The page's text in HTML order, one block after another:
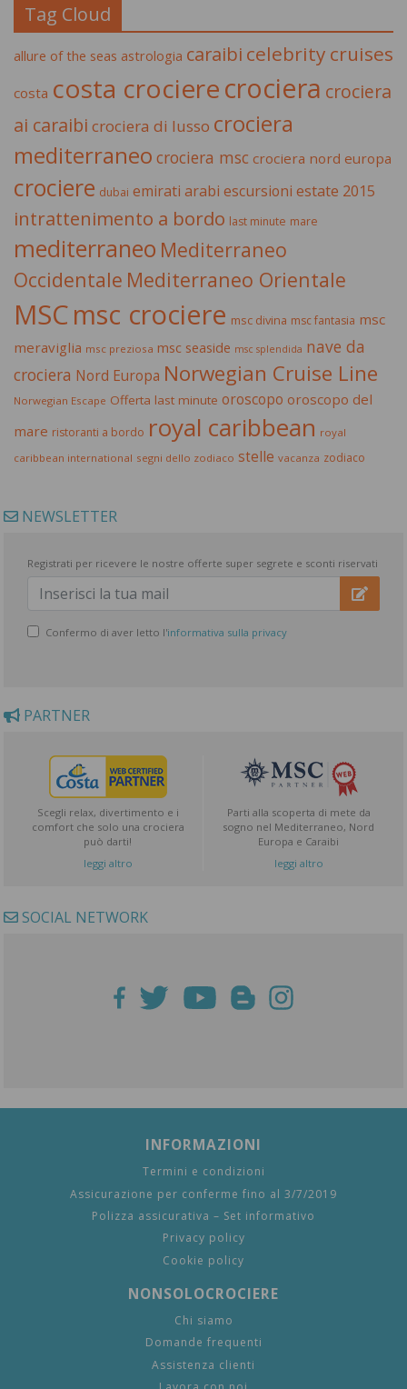
Tag Cloud
allure of the seas astrologia caraibi celebrity cruises
costa costa crocierecrociera crociera
ai caraibi crociera di lusso crociera
mediterraneo crociera msc crociera nord europa
crociere dubai emirati arabi escursioni estate 2015
intrattenimento a bordo last minute mare
mediterraneo Mediterraneo
Occidentale Mediterraneo Orientale
MSCmsc crociere msc divina msc fantasia msc
meraviglia msc preziosa msc seaside msc splendida nave da
crociera Nord Europa Norwegian Cruise Line
Norwegian Escape Offerta last minute oroscopo oroscopo del
mare ristoranti a bordo royal caribbean royal
caribbean international segni dello zodiaco stelle vacanza zodiaco
NEWSLETTER
Registrati per ricevere le nostre offerte super segrete e sconti riservati
Confermo di aver letto l'informativa sulla privacy
PARTNER
Scegli relax, divertimento e i
comfort che solo una crociera
può darti!
leggi altro
Parti alla scoperta di mete da
sogno nel Mediterraneo, Nord
Europa e Caraibi
leggi altro
SOCIAL NETWORK
INFORMAZIONI
Termini e condizioni
Assicurazione per conferme fino al 3/7/2019
Polizza assicurativa – Set informativo
Privacy policy
Cookie policy
NONSOLOCROCIERE
Chi siamo
Domande frequenti
Assistenza clienti